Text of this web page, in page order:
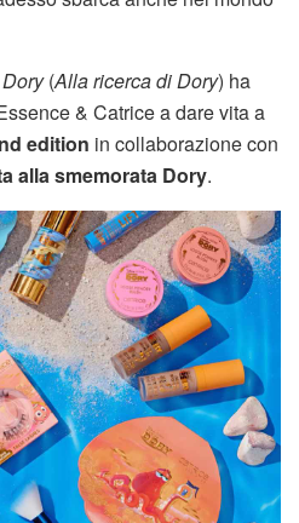
(Alla ricerca di Dory) ha
& Catrice a dare vita a
edition in collaborazione con
alla smemorata Dory.